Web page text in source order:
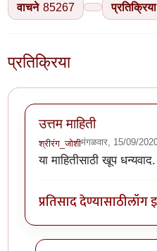
वाचने 85267 प्रतिक्रिया
प्रतिक्रिया
उत्तम माहिती
श्रीरंग_जोशीमंगळवार, 15/09/
या माहितीसाठी खूप धन्यवाद.
प्रतिसाद देण्यासाठीलॉग